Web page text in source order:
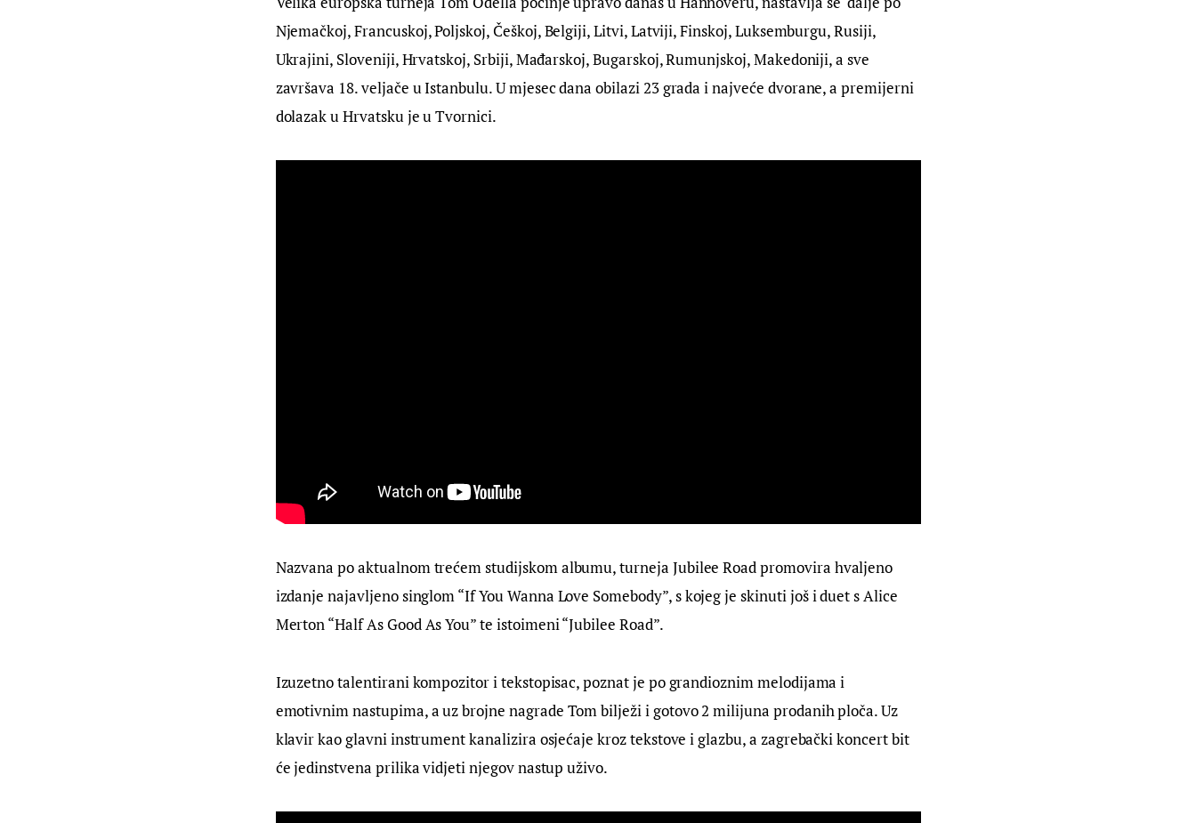
Njemačkoj, Francuskoj, Poljskoj, Češkoj, Belgiji, Litvi, Latviji, Finskoj, Luksemburgu, Rusiji,
Ukrajini, Sloveniji, Hrvatskoj, Srbiji, Mađarskoj, Bugarskoj, Rumunjskoj, Makedoniji, a sve
završava 18. veljače u Istanbulu. U mjesec dana obilazi 23 grada i najveće dvorane, a premijerni
dolazak u Hrvatsku je u Tvornici.
Nazvana po aktualnom trećem studijskom albumu, turneja Jubilee Road promovira hvaljeno
izdanje najavljeno singlom “If You Wanna Love Somebody”, s kojeg je skinuti još i duet s Alice
Merton “Half As Good As You” te istoimeni “Jubilee Road”.
Izuzetno talentirani kompozitor i tekstopisac, poznat je po grandioznim melodijama i
emotivnim nastupima, a uz brojne nagrade Tom bilježi i gotovo 2 milijuna prodanih ploča. Uz
klavir kao glavni instrument kanalizira osjećaje kroz tekstove i glazbu, a zagrebački koncert bit
će jedinstvena prilika vidjeti njegov nastup uživo.